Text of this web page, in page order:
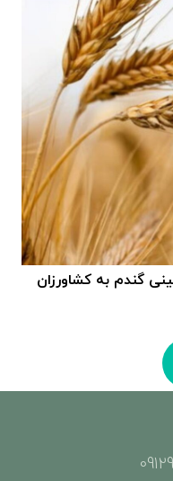
گندم به کشاورزان